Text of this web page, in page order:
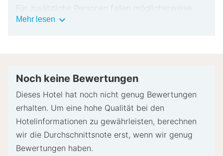
Für zusätzliche Personen fallen möglicherweise
Gebühren an, die abhängig von den Bestimmungen
Aufwendungen verlangt.
versucht, Sonderwünschen entgegenzukommen,
Eventuell fallen zusätzliche Gebühren an.
Der Name auf der Kreditkarte, die an der
Mehr lesen Wichtige
Noch keine Bewertungen
Dieses Hotel hat noch nicht genug Bewertungen
erhalten. Um eine hohe Qualität bei den
Hotelinformationen zu gewährleisten, berechnen
wir die Durchschnittsnote erst, wenn wir genug
Bewertungen haben.